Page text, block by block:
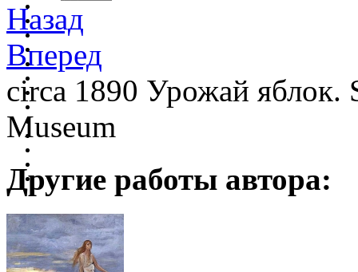
Назад
Вперед
circa 1890 Урожай яблок.
Museum
Другие работы автора: